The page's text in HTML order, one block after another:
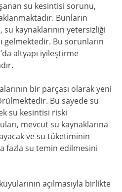
su kesintisi sorunu,
Bunların
su kaynaklarının yetersizliği
gelmektedir. Bu sorunların
altyapı iyileştirme
bir parçası olarak yeni
Bu sayede su
su kesintisi riski
mevcut su kaynaklarına
ve su tüketiminin
fazla su temin edilmesini
açılmasıyla birlikte